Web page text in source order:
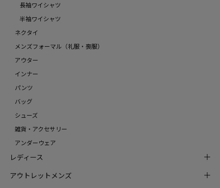
長袖ワイシャツ
半袖ワイシャツ
ネクタイ
メンズフォーマル（礼服・喪服）
アウター
インナー
パンツ
バッグ
シューズ
雑貨・アクセサリー
アンダーウェア
レディース
アウトレットメンズ